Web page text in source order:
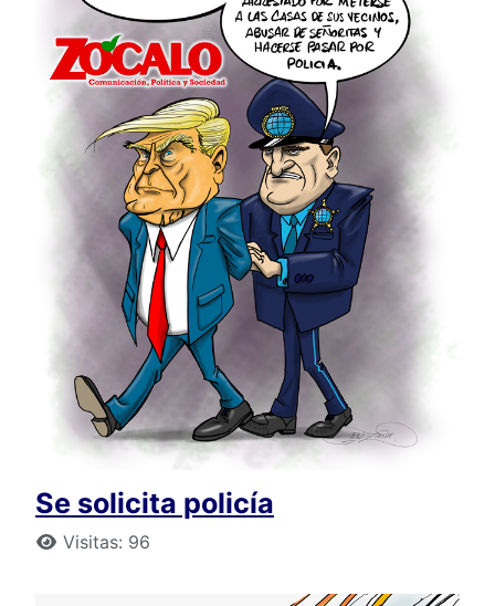
Se solicita policía
Detalles
Visitas: 96